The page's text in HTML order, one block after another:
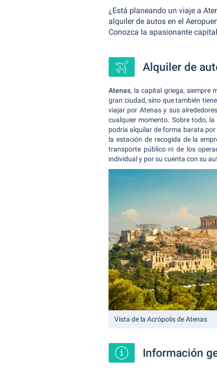
¿Está planeando un viaje a
alquiler de autos en el
Conozca la apasionante
Alquiler de
Atenas, la capital griega, siempre
gran ciudad, sino que también
viajar por Atenas y sus
cualquier momento. Sobre todo,
podría alquilar de forma barata
la estación de recogida de la
transporte público ni de los
individual y por su cuenta con su
Vista de la Acrópolis de Atenas
Información